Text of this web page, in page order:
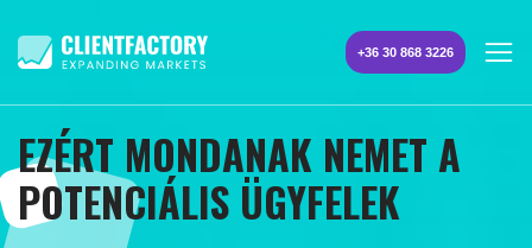
+36 30 868 3226
EZÉRT MONDANAK NEMET A
POTENCIÁLIS ÜGYFELEK